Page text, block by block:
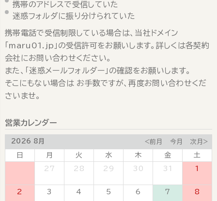
携帯のアドレスで受信していた
迷惑フォルダに振り分けられていた
携帯電話で受信制限している場合は、当社ドメイン
「maru01.jp」の受信許可をお願いします。詳しくは各契約
会社にお問い合わせください。
また、「迷惑メールフォルダー」の確認をお願いします。
そこにもない場合は お手数ですが、再度お問い合わせくだ
さいませ。
営業カレンダー
2026 8月 <前月 今月 次月>
日 月 火 水 木 金
土
27 28 29 30 31 1
2 3 4 5 6 7 8